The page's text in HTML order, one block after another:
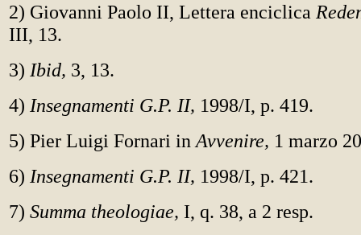
2) Giovanni Paolo II, Lettera enciclica
III, 13.
3) Ibid, 3, 13.
4) Insegnamenti G.P. II, 1998/I, p. 419.
5) Pier Luigi Fornari in Avvenire, 1 marzo
6) Insegnamenti G.P. II, 1998/I, p. 421.
7) Summa theologiae, I, q. 38, a 2 resp.